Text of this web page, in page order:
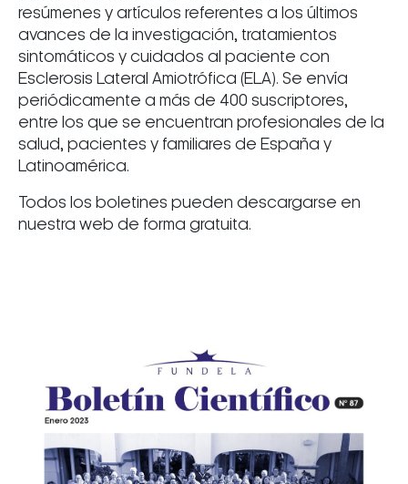
resúmenes y artículos referentes a los últimos
avances de la investigación, tratamientos
sintomáticos y cuidados al paciente con
Esclerosis Lateral Amiotrófica (ELA). Se envía
periódicamente a más de 400 suscriptores,
entre los que se encuentran profesionales de la
salud, pacientes y familiares de España y
Latinoamérica.
Todos los boletines pueden descargarse en
nuestra web de forma gratuita.